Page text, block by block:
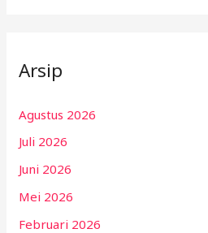
Arsip
Agustus 2026
Juli 2026
Juni 2026
Mei 2026
Februari 2026